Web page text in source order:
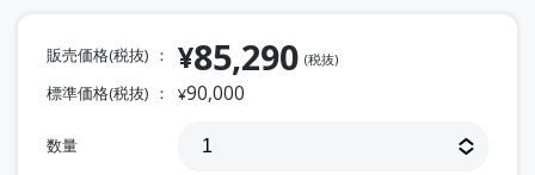
販売価格(税抜) ¥85,290 (税抜)
標準価格(税抜) ¥90,000
数量